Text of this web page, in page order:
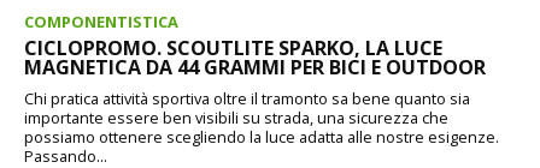
COMPONENTISTICA
CICLOPROMO. SCOUTLITE SPARKO, LA LUCE
MAGNETICA DA 44 GRAMMI PER BICI E OUTDOOR
Chi pratica attività sportiva oltre il tramonto sa bene quanto sia
importante essere ben visibili su strada, una sicurezza che
possiamo ottenere scegliendo la luce adatta alle nostre esigenze.
Passando...